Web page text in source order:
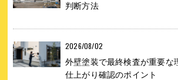
判断方法
2026/08/02
外壁塗装で最終検査が重要な
仕上がり確認のポイント